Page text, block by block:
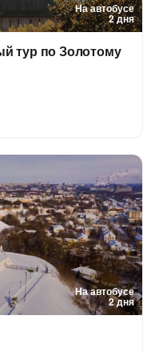
На автобусе
2 дня
тур по Золотому
На автобусе
2 дня